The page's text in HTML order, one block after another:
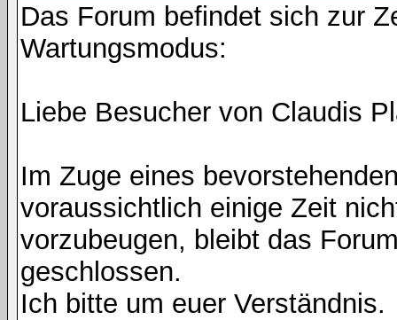
Das Forum befindet sich zur
Wartungsmodus:
Liebe Besucher von Claudis
Im Zuge eines
voraussichtlich einige Zeit
vorzubeugen, bleibt das
geschlossen.
Ich bitte um euer Verständnis.